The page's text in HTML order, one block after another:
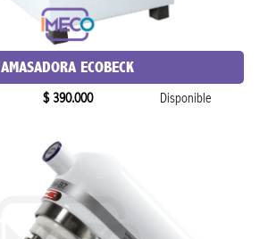
AMASADORA ECOBECK
$ 390.000 Disponible